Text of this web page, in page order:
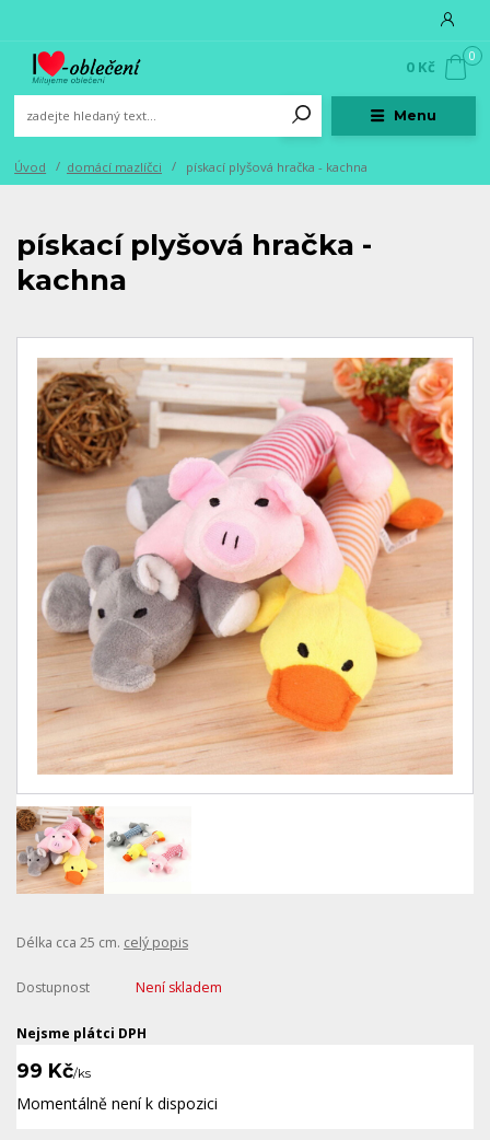
Menu
0
0 Kč
Úvod domácí mazlíčci pískací plyšová hračka - kachna
pískací plyšová hračka -
kachna
Délka cca 25 cm. celý popis
Dostupnost Není skladem
Nejsme plátci DPH
99 Kč/ks
Momentálně není k dispozici